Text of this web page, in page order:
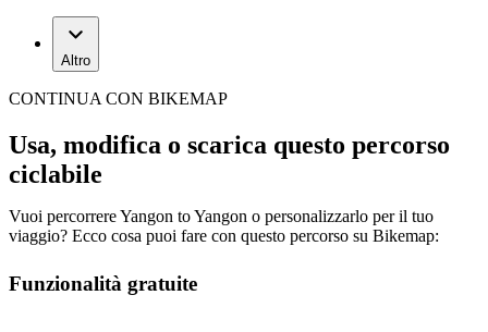
Altro
CONTINUA CON BIKEMAP
Usa, modifica o scarica questo percorso
ciclabile
Vuoi percorrere Yangon to Yangon o personalizzarlo per il tuo
viaggio? Ecco cosa puoi fare con questo percorso su Bikemap:
Funzionalità gratuite